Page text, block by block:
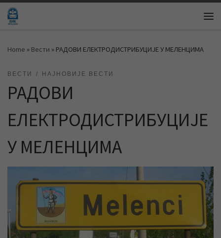
Skip to content
Home » Вести » РАДОВИ ЕЛЕКТРОДИСТРИБУЦИЈЕ У МЕЛЕНЦИМА
ВЕСТИ НАЈНОВИЈЕ ВЕСТИ
РАДОВИ
ЕЛЕКТРОДИСТРИБУЦИЈЕ
У МЕЛЕНЦИМА